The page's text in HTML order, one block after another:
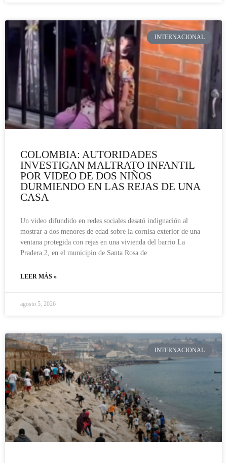
INTERNACIONAL
COLOMBIA: AUTORIDADES
INVESTIGAN MALTRATO INFANTIL
POR VIDEO DE DOS NIÑOS
DURMIENDO EN LAS REJAS DE UNA
CASA
Un video difundido en redes sociales desató indignación al
mostrar a dos menores de edad sobre la cornisa exterior de una
ventana protegida con rejas en una vivienda del barrio La
Pradera 2, en el municipio de Santa Rosa de
LEER MÁS »
agosto 5, 2026
INTERNACIONAL